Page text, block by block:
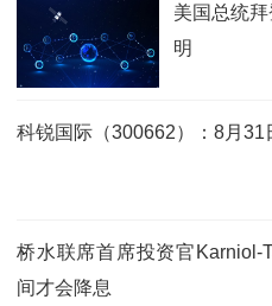
美国总统
明
科锐国际（300662）：8月
桥水联席首席投资官Karniol-
间才会降息